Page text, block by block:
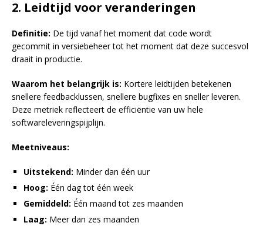
2. Leidtijd voor veranderingen
Definitie: De tijd vanaf het moment dat code wordt
gecommit in versiebeheer tot het moment dat deze succesvol
draait in productie.
Waarom het belangrijk is: Kortere leidtijden betekenen
snellere feedbacklussen, snellere bugfixes en sneller leveren.
Deze metriek reflecteert de efficiëntie van uw hele
softwareleveringspijplijn.
Meetniveaus:
Uitstekend: Minder dan één uur
Hoog: Één dag tot één week
Gemiddeld: Één maand tot zes maanden
Laag: Meer dan zes maanden